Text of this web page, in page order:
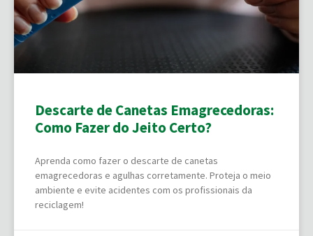
Descarte de Canetas Emagrecedoras:
Como Fazer do Jeito Certo?
Aprenda como fazer o descarte de canetas
emagrecedoras e agulhas corretamente. Proteja o meio
ambiente e evite acidentes com os profissionais da
reciclagem!